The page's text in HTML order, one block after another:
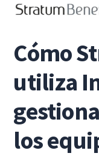
Cómo
utiliza
los